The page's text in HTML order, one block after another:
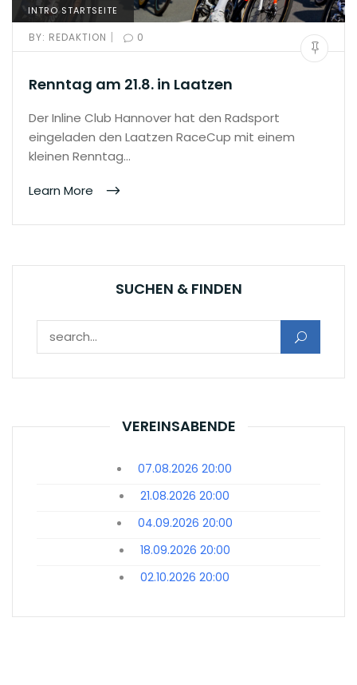
INTRO STARTSEITE
BY: REDAKTION | 0
Renntag am 21.8. in Laatzen
Der Inline Club Hannover hat den Radsport
eingeladen den Laatzen RaceCup mit einem
kleinen Renntag…
Learn More
SUCHEN & FINDEN
VEREINSABENDE
07.08.2026 20:00
21.08.2026 20:00
04.09.2026 20:00
18.09.2026 20:00
02.10.2026 20:00